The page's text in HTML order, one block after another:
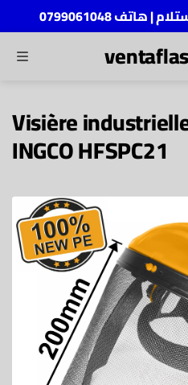
0799061048
MENU
Visière
INGCO HFSPC21